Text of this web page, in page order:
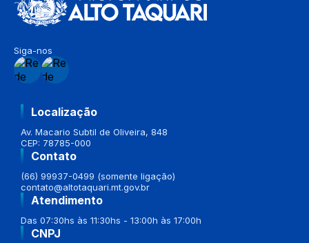
Siga-nos
Localização
Av. Macario Subtil de Oliveira, 848
CEP: 78785-000
Contato
(66) 99937-0499 (somente ligação)
contato@altotaquari.mt.gov.br
Atendimento
Das 07:30hs às 11:30hs - 13:00h às 17:00h
CNPJ